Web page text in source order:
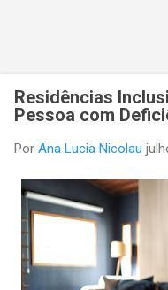
Residências
Pessoa com
Por Ana Lucia Nicolau